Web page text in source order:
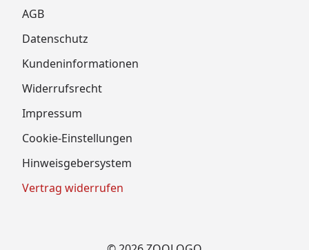
AGB
Datenschutz
Kundeninformationen
Widerrufsrecht
Impressum
Cookie-Einstellungen
Hinweisgebersystem
Vertrag widerrufen